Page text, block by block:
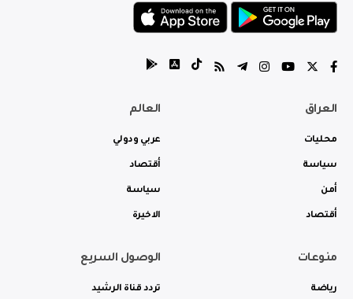
العراق
محليات
سياسة
أمن
أقتصاد
العالم
عربي ودولي
أقتصاد
سياسة
الاخيرة
منوعات
رياضة
الوصول السريع
تردد قناة الرشيد